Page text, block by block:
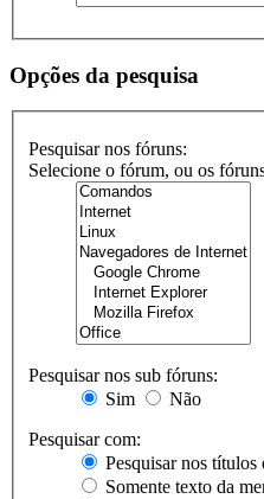
Opções da pesquisa
Pesquisar nos fóruns:
Selecione o fórum, ou os
Pesquisar nos sub fóruns:
Sim
Não
Pesquisar com:
Pesquisar nos títulos
Somente texto da